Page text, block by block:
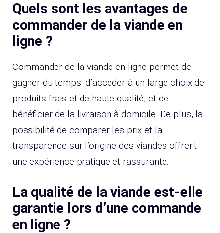
Quels sont les avantages de
commander de la viande en
ligne ?
Commander de la viande en ligne permet de
gagner du temps, d’accéder à un large choix de
produits frais et de haute qualité, et de
bénéficier de la livraison à domicile. De plus, la
possibilité de comparer les prix et la
transparence sur l’origine des viandes offrent
une expérience pratique et rassurante.
La qualité de la viande est-elle
garantie lors d’une commande
en ligne ?